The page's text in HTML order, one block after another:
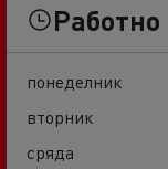
понеделник
вторник
сряда